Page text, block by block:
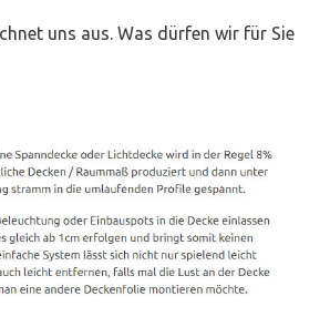
uns aus. Was dürfen wir für Sie